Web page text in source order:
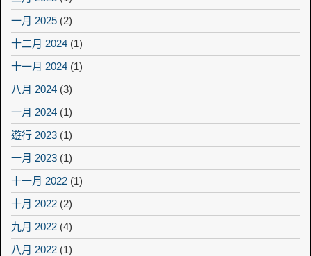
一月 2025 (2)
十二月 2024 (1)
十一月 2024 (1)
八月 2024 (3)
一月 2024 (1)
遊行 2023 (1)
一月 2023 (1)
十一月 2022 (1)
十月 2022 (2)
九月 2022 (4)
八月 2022 (1)